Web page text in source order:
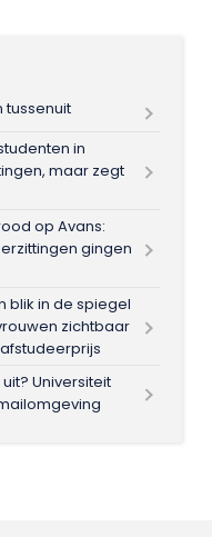
tussenuit
in
maar zegt
op Avans:
gingen
blik in de spiegel
zichtbaar
Universiteit